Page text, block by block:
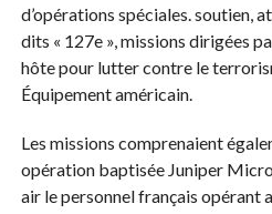
d’opérations spéciales. soutien,
dits « 127e », missions dirigées
hôte pour lutter contre le
Équipement américain.
Les missions comprenaient
opération baptisée Juniper
air le personnel français opérant